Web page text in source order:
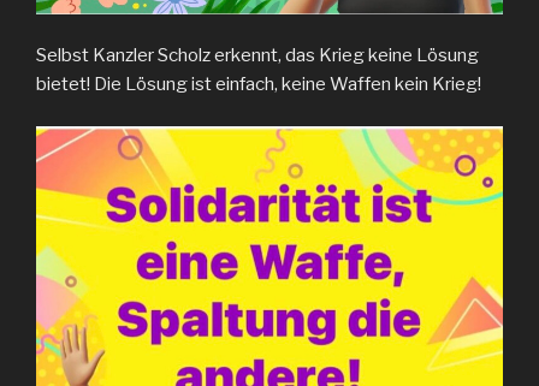
Selbst Kanzler Scholz erkennt, das Krieg keine Lösung
bietet! Die Lösung ist einfach, keine Waffen kein Krieg!